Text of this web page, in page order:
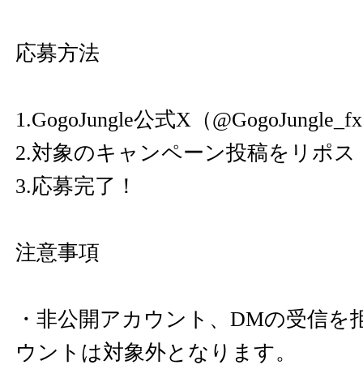
応募方法
1.GogoJungle公式X（
2.対象のキャンペーン投稿をリポス
3.応募完了！
注意事項
・非公開アカウント、DMの受信を
ウントは対象外となります。